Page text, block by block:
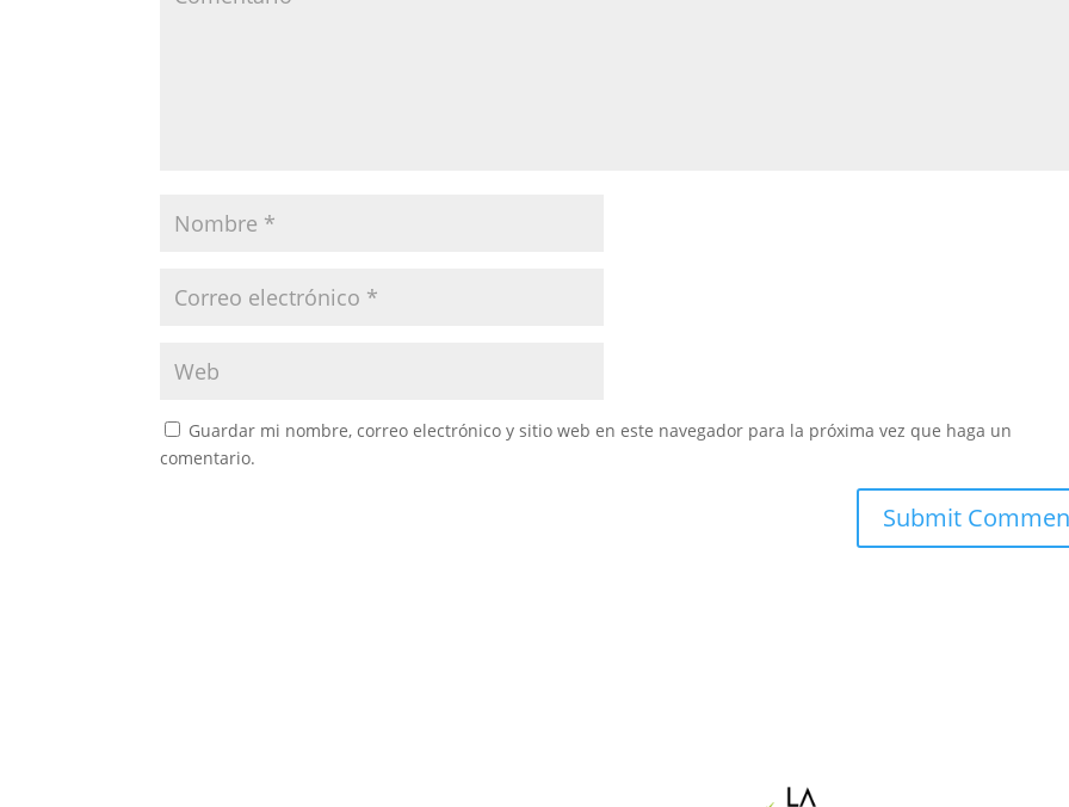
Guardar mi nombre, correo electrónico y sitio web en este navegador para la próxima vez que haga un
comentario.